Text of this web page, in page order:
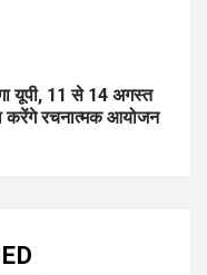
यूपी, 11 से 14 अगस्त
करेंगे रचनात्मक आयोजन